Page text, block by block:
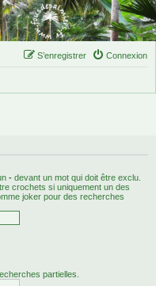
Connexion
S’enregistrer
- devant un mot qui doit être exclu.
crochets si uniquement un des
joker pour des recherches
partielles.